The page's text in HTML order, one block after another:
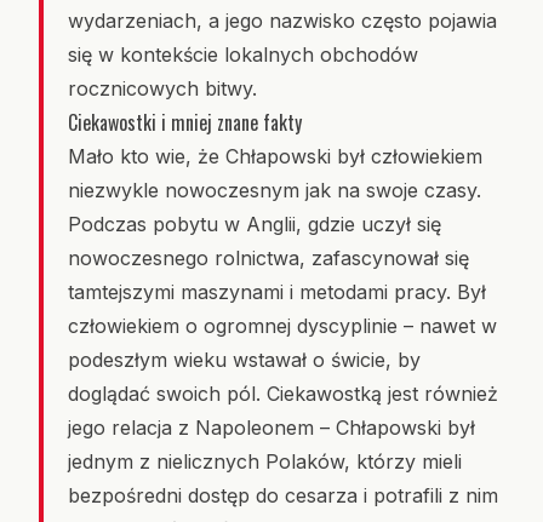
wydarzeniach, a jego nazwisko często pojawia
się w kontekście lokalnych obchodów
rocznicowych bitwy.
Ciekawostki i mniej znane fakty
Mało kto wie, że Chłapowski był człowiekiem
niezwykle nowoczesnym jak na swoje czasy.
Podczas pobytu w Anglii, gdzie uczył się
nowoczesnego rolnictwa, zafascynował się
tamtejszymi maszynami i metodami pracy. Był
człowiekiem o ogromnej dyscyplinie – nawet w
podeszłym wieku wstawał o świcie, by
doglądać swoich pól. Ciekawostką jest również
jego relacja z Napoleonem – Chłapowski był
jednym z nielicznych Polaków, którzy mieli
bezpośredni dostęp do cesarza i potrafili z nim